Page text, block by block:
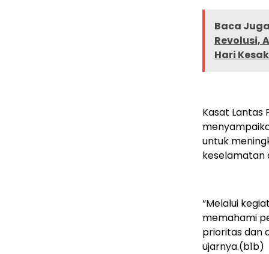
Baca
Revolusi,
Hari
Kasat Lantas
untuk
keselamatan
“Melalui
memahami
prioritas dan
ujarnya.(b1b)